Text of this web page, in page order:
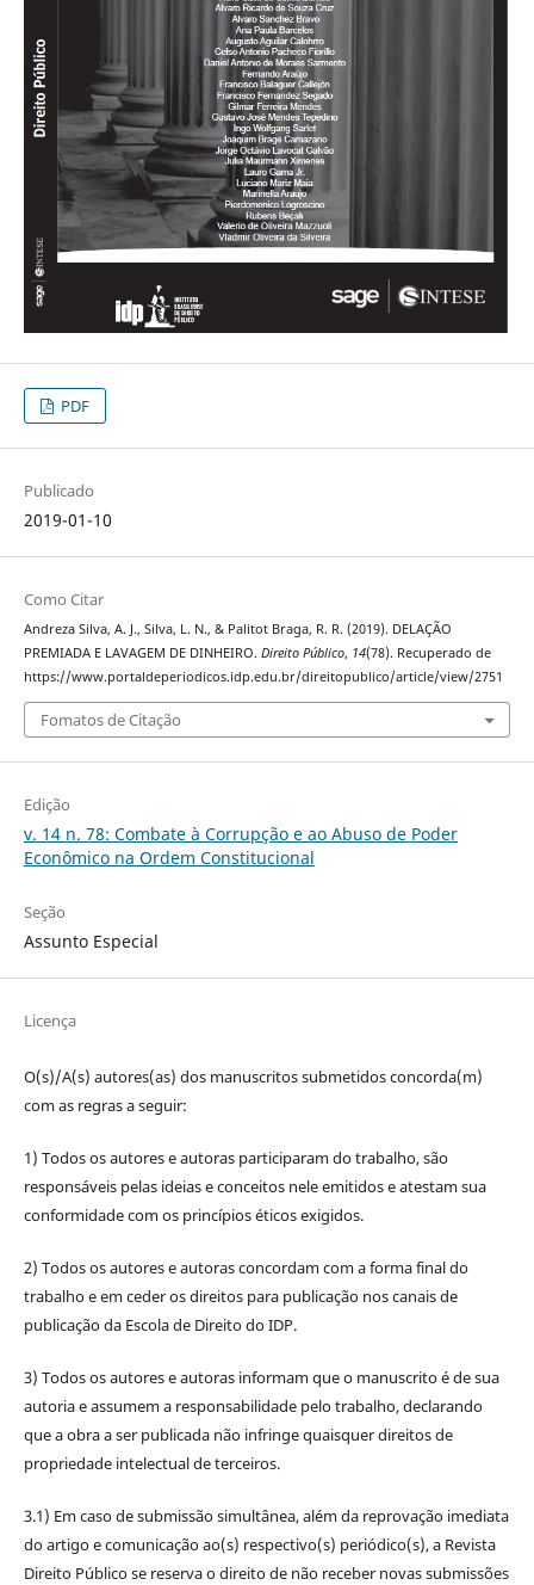
PDF
Publicado
2019-01-10
Como Citar
Andreza Silva, A. J., Silva, L. N., & Palitot Braga, R. R. (2019). DELAÇÃO
PREMIADA E LAVAGEM DE DINHEIRO. Direito Público, 14(78). Recuperado de
https://www.portaldeperiodicos.idp.edu.br/direitopublico/article/view/2751
Fomatos de Citação
Edição
v. 14 n. 78: Combate à Corrupção e ao Abuso de Poder
Econômico na Ordem Constitucional
Seção
Assunto Especial
Licença
O(s)/A(s) autores(as) dos manuscritos submetidos concorda(m)
com as regras a seguir:
1) Todos os autores e autoras participaram do trabalho, são
responsáveis pelas ideias e conceitos nele emitidos e atestam sua
conformidade com os princípios éticos exigidos.
2) Todos os autores e autoras concordam com a forma final do
trabalho e em ceder os direitos para publicação nos canais de
publicação da Escola de Direito do IDP.
3) Todos os autores e autoras informam que o manuscrito é de sua
autoria e assumem a responsabilidade pelo trabalho, declarando
que a obra a ser publicada não infringe quaisquer direitos de
propriedade intelectual de terceiros.
3.1) Em caso de submissão simultânea, além da reprovação imediata
do artigo e comunicação ao(s) respectivo(s) periódico(s), a Revista
Direito Público se reserva o direito de não receber novas submissões